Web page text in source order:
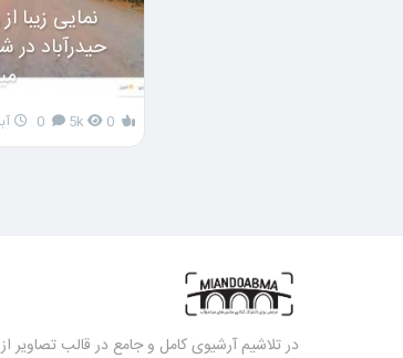
نمایی زیبا
حیدرآباد در
0
5k
0
در تلاشیم آرشیوی کامل و جامع در قالب تصاویر از